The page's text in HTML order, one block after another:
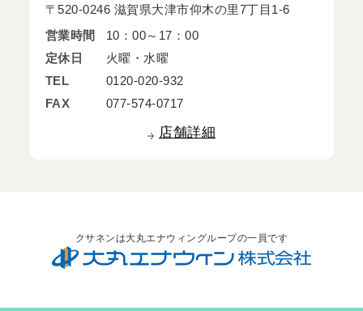
〒520-0246 滋賀県大津市仰木の里7丁目1-6
営業時間
10：00～17：00
定休日
火曜・水曜
TEL
0120-020-932
FAX
077-574-0717
店舗詳細
クサネンは大丸エナウィングループの一員です